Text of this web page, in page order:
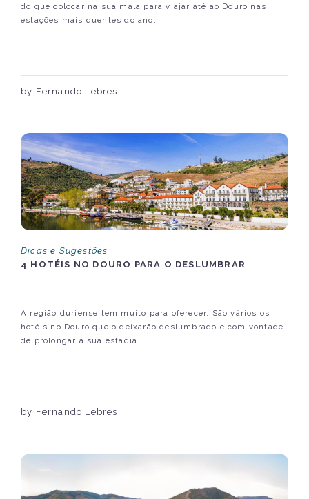
do que colocar na sua mala para viajar até ao Douro nas
estações mais quentes do ano.
by Fernando Lebres
Dicas e Sugestões
4 HOTÉIS NO DOURO PARA O DESLUMBRAR
A região duriense tem muito para oferecer. São vários os
hotéis no Douro que o deixarão deslumbrado e com vontade
de prolongar a sua estadia.
by Fernando Lebres